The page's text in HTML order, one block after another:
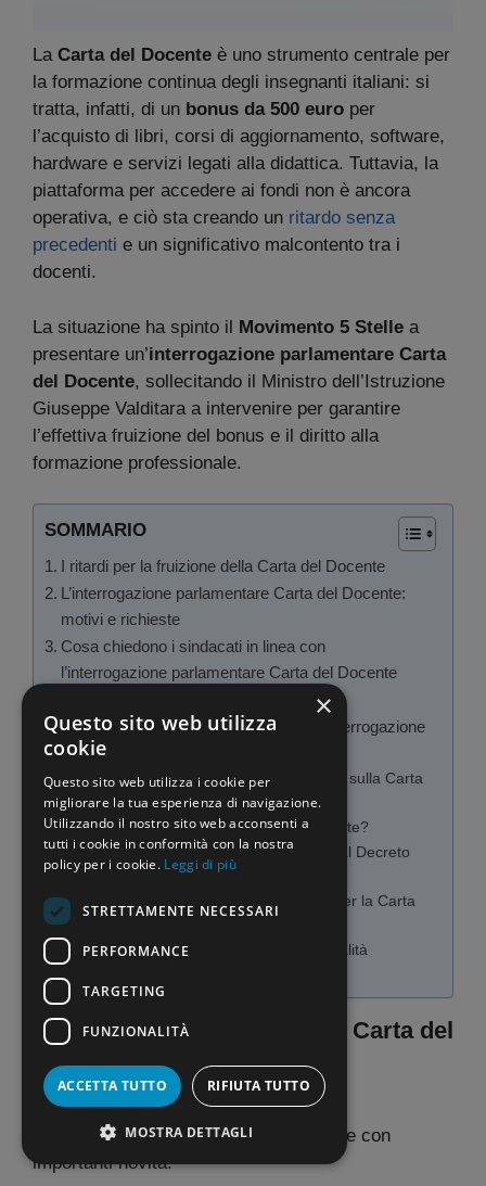
La Carta del Docente è uno strumento centrale per
la formazione continua degli insegnanti italiani: si
tratta, infatti, di un bonus da 500 euro per
l’acquisto di libri, corsi di aggiornamento, software,
hardware e servizi legati alla didattica. Tuttavia, la
piattaforma per accedere ai fondi non è ancora
operativa, e ciò sta creando un ritardo senza
precedenti e un significativo malcontento tra i
docenti.
La situazione ha spinto il Movimento 5 Stelle a
presentare un’interrogazione parlamentare Carta
del Docente, sollecitando il Ministro dell’Istruzione
Giuseppe Valditara a intervenire per garantire
l’effettiva fruizione del bonus e il diritto alla
formazione professionale.
SOMMARIO
I ritardi per la fruizione della Carta del Docente
L’interrogazione parlamentare Carta del Docente:
motivi e richieste
Cosa chiedono i sindacati in linea con
l’interrogazione parlamentare Carta del Docente
FAQ sulla Carta del Docente 2025 e l’interrogazione
parlamentare
Cos’è l’interrogazione parlamentare sulla Carta
del Docente?
Chi può ottenere la Carta del Docente?
Quali novità sono state introdotte dal Decreto
Scuola n.127/2025?
Quando sarà attiva la piattaforma per la Carta
Cosa succede ai residui delle annualità
I ritardi per la fruizione della Carta del
Docente
Decreto Scuola n.127/2025prevede
l’aggiornamento della Carta del Docente con
importanti novità:
×
Questo sito web utilizza
cookie
Questo sito web utilizza i cookie per
migliorare la tua esperienza di navigazione.
Utilizzando il nostro sito web acconsenti a
tutti i cookie in conformità con la nostra
policy per i cookie. Leggi di più
STRETTAMENTE NECESSARI
PERFORMANCE
TARGETING
FUNZIONALITÀ
ACCETTA TUTTO RIFIUTA TUTTO
MOSTRA DETTAGLI